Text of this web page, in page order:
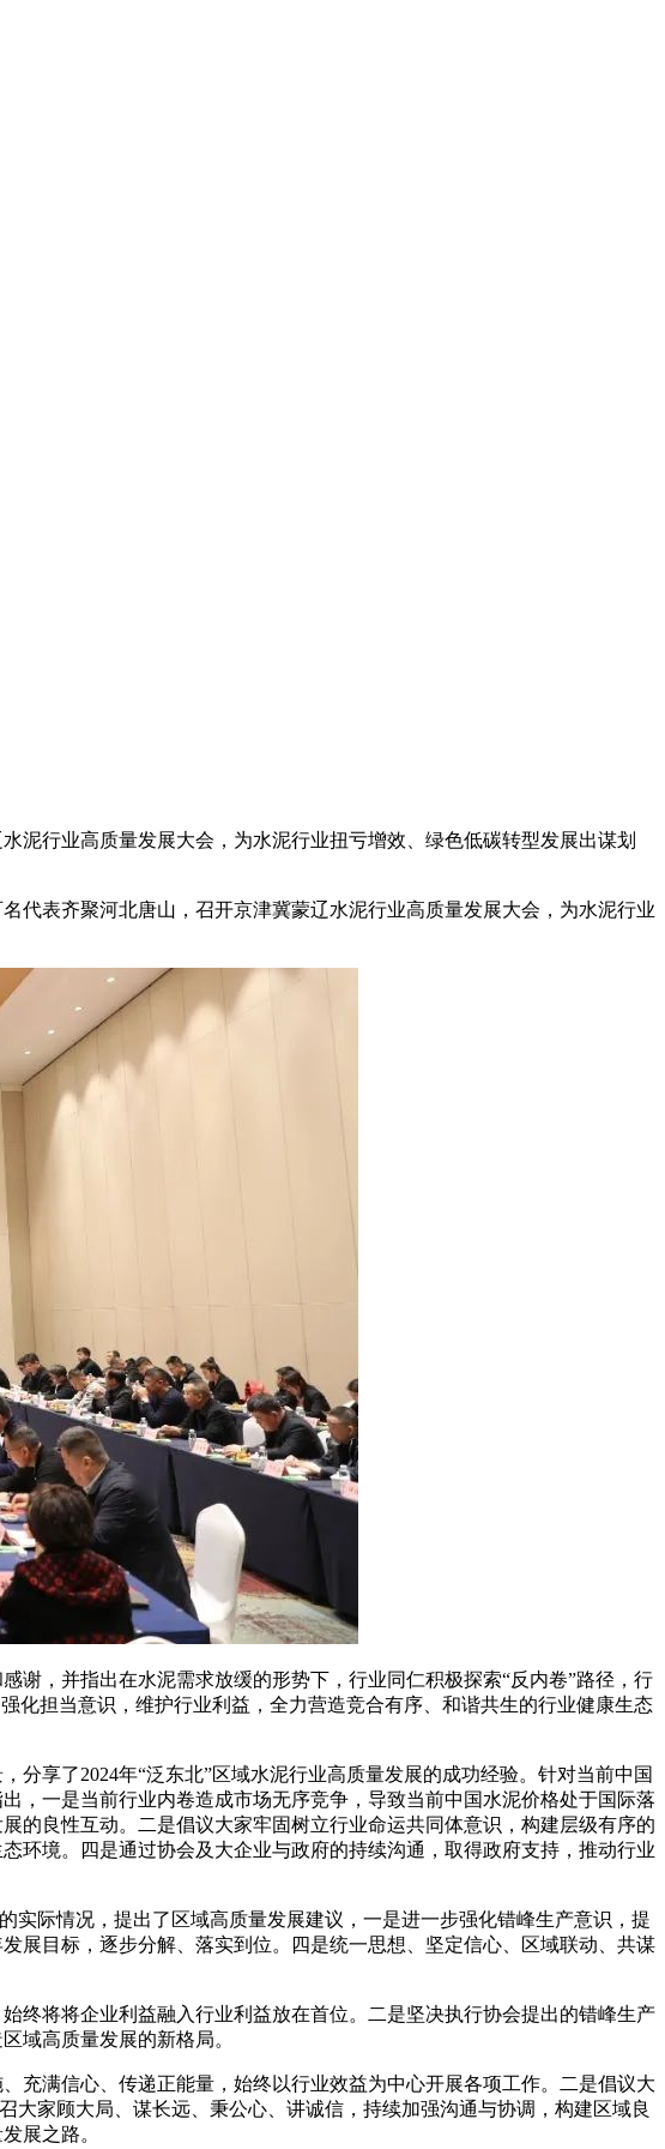
行业高质量发展大会，为水泥行业扭亏增效、绿色低碳转型发展出谋划
表齐聚河北唐山，召开京津冀蒙辽水泥行业高质量发展大会，为水泥行业
，并指出在水泥需求放缓的形势下，行业同仁积极探索“反内卷”路径，行
化担当意识，维护行业利益，全力营造竞合有序、和谐共生的行业健康生态
享了2024年“泛东北”区域水泥行业高质量发展的成功经验。针对当前中国
，一是当前行业内卷造成市场无序竞争，导致当前中国水泥价格处于国际落
的良性互动。二是倡议大家牢固树立行业命运共同体意识，构建层级有序的
环境。四是通过协会及大企业与政府的持续沟通，取得政府支持，推动行业
际情况，提出了区域高质量发展建议，一是进一步强化错峰生产意识，提
展目标，逐步分解、落实到位。四是统一思想、坚定信心、区域联动、共谋
将将企业利益融入行业利益放在首位。二是坚决执行协会提出的错峰生产
域高质量发展的新格局。
满信心、传递正能量，始终以行业效益为中心开展各项工作。二是倡议大
大家顾大局、谋长远、秉公心、讲诚信，持续加强沟通与协调，构建区域良
展之路。